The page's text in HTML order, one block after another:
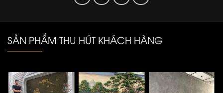
SẢN PHẨM THU HÚT KHÁCH HÀNG